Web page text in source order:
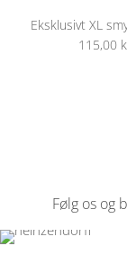
Eksklusivt XL
115,00
Følg os og